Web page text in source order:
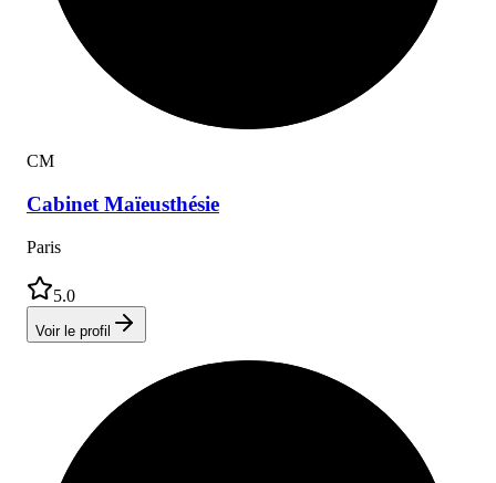
CM
Cabinet Maïeusthésie
Paris
5.0
Voir le profil